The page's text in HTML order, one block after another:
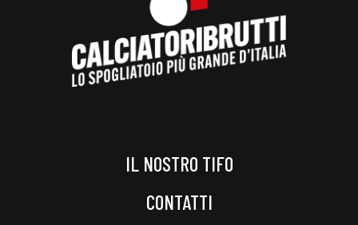
IL NOSTRO TIFO
CONTATTI